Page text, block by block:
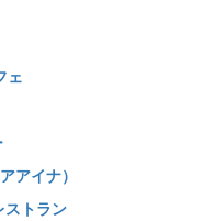
ェ
アイナ）
ストラン